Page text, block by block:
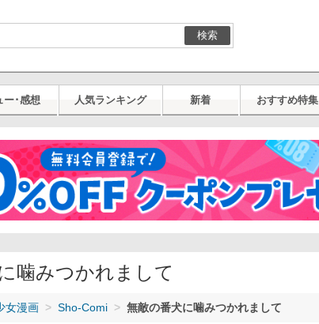
検索
ー･感想 人気ランキング 新着 おすすめ特集
噛みつかれまして
女漫画 Sho-Comi 無敵の番犬に噛みつかれまして